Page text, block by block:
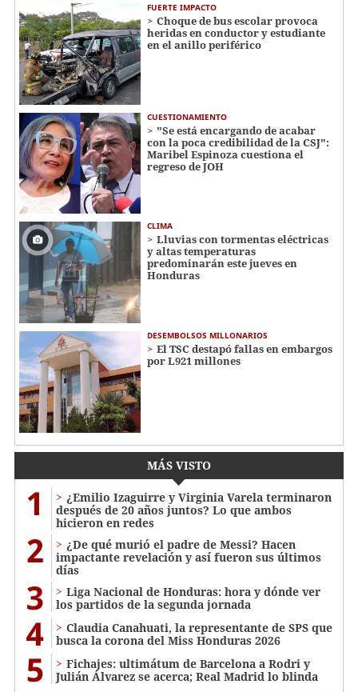
FUERTE IMPACTO
Choque de bus escolar provoca
heridas en conductor y estudiante
en el anillo periférico
CUESTIONAMIENTO
"Se está encargando de acabar
con la poca credibilidad de la CSJ":
Maribel Espinoza cuestiona el
regreso de JOH
CLIMA
Lluvias con tormentas eléctricas
y altas temperaturas
predominarán este jueves en
Honduras
DESEMBOLSOS MILLONARIOS
El TSC destapó fallas en embargos
por L921 millones
MÁS VISTO
1
¿Emilio Izaguirre y Virginia Varela terminaron
después de 20 años juntos? Lo que ambos
hicieron en redes
2
¿De qué murió el padre de Messi? Hacen
impactante revelación y así fueron sus últimos
días
3
Liga Nacional de Honduras: hora y dónde ver
los partidos de la segunda jornada
4
Claudia Canahuati, la representante de SPS que
busca la corona del Miss Honduras 2026
5
Fichajes: ultimátum de Barcelona a Rodri y
Julián Álvarez se acerca; Real Madrid lo blinda